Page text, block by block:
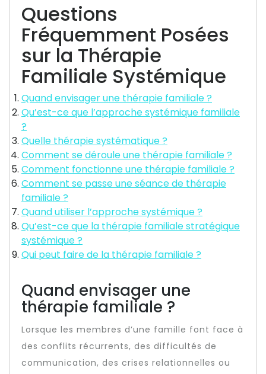
Questions
Fréquemment Posées
sur la Thérapie
Familiale Systémique
Quand envisager une thérapie familiale ?
Qu’est-ce que l’approche systémique familiale
?
Quelle thérapie systématique ?
Comment se déroule une thérapie familiale ?
Comment fonctionne une thérapie familiale ?
Comment se passe une séance de thérapie
familiale ?
Quand utiliser l’approche systémique ?
Qu’est-ce que la thérapie familiale stratégique
systémique ?
Qui peut faire de la thérapie familiale ?
Quand envisager une
thérapie familiale ?
Lorsque les membres d’une famille font face à
des conflits récurrents, des difficultés de
communication, des crises relationnelles ou